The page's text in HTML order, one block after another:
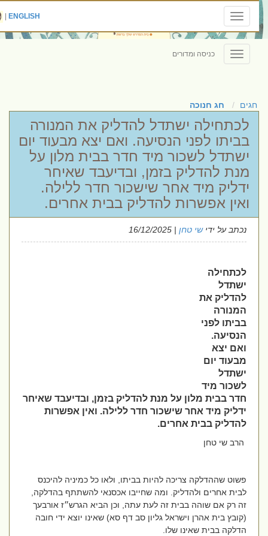
Toggle
navigation
ENGLISH
|
Toggle
navigation
כניסה ומדורים
חגים חג חנוכה
לכתחילה ישתדל להדליק את המנורה
בביתו לפני הנסיעה. ואם יצא מבעוד יום
ישתדל לשכור מיד חדר בבית מלון על
מנת להדליק בזמן, ובדיעבד שאיחר
ידליק מיד אחר שישכור חדר ללילה.
ואין אפשרות להדליק בבית אחרים.
נכתב על ידישי טחן| 16/12/2025
לכתחילה
ישתדל
להדליק את
המנורה
בביתו לפני
הנסיעה.
ואם יצא
מבעוד יום
ישתדל
לשכור מיד
חדר בבית מלון על מנת להדליק בזמן, ובדיעבד שאיחר
ידליק מיד אחר שישכור חדר ללילה. ואין אפשרות
להדליק בבית אחרים.
הרב שי טחן
פשוט שההדלקה צריכה להיות בביתו, ולאו כל כמיניה להיכנס
לבית אחרים ולהדליק. ומה שחייבו אכסנאי להשתתף בהדלקה,
זה רק אם שוהה בבית זה לעת עתה, וכן הביא הגרש״ז אורבעך
(קובץ בית אהרן וישראל גליון סב דף סא) שאינו יוצא ידי חובה
הדלקה בבית שאינו שלו.